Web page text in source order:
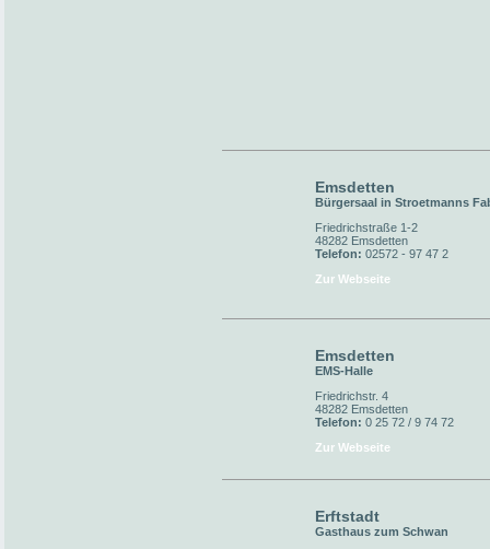
Emsdetten
Bürgersaal in Stroetmanns
Friedrichstraße 1-2
48282 Emsdetten
Telefon: 02572 - 97 47 2
Zur Webseite
Emsdetten
EMS-Halle
Friedrichstr. 4
48282 Emsdetten
Telefon: 0 25 72 / 9 74 72
Zur Webseite
Erftstadt
Gasthaus zum Schwan